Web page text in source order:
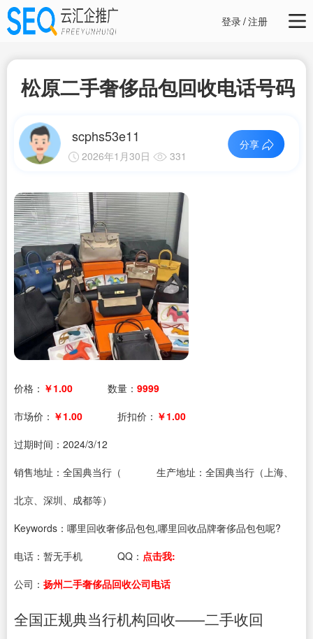
登录/注册
松原二手奢侈品包回收电话号码
scphs53e11
2026年1月30日 331
分享
价格： ￥1.00 数量： 9999
市场价： ￥1.00 折扣价： ￥1.00
过期时间： 2024/3/12
销售地址：全国典当行（
生产地址：全国典当行（上海、
北京、深圳、成都等）
Keywords：哪里回收奢侈品包包,哪里回收品牌奢侈品包包呢?
电话： 暂无手机 QQ： 点击我:
公司： 扬州二手奢侈品回收公司电话
全国正规典当行机构回收——二手收回